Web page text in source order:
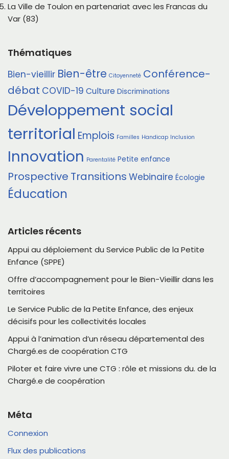
La Ville de Toulon en partenariat avec les Francas du
Var (83)
Thématiques
Bien-vieillir Bien-être Citoyenneté Conférence-
débat COVID-19 Culture Discriminations
Développement social
territorial Emplois Familles Handicap Inclusion
Innovation Parentalité Petite enfance
Prospective Transitions Webinaire Écologie
Éducation
Articles récents
Appui au déploiement du Service Public de la Petite
Enfance (SPPE)
Offre d’accompagnement pour le Bien-Vieillir dans les
territoires
Le Service Public de la Petite Enfance, des enjeux
décisifs pour les collectivités locales
Appui à l’animation d’un réseau départemental des
Chargé.es de coopération CTG
Piloter et faire vivre une CTG : rôle et missions du. de la
Chargé.e de coopération
Méta
Connexion
Flux des publications